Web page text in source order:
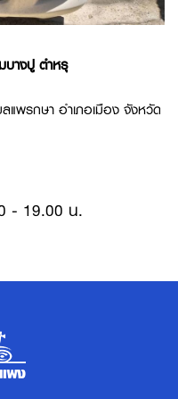
บางปู ตำหรุ
พรกษา อำเภอเมือง จังหวัด
- 19.00 น.